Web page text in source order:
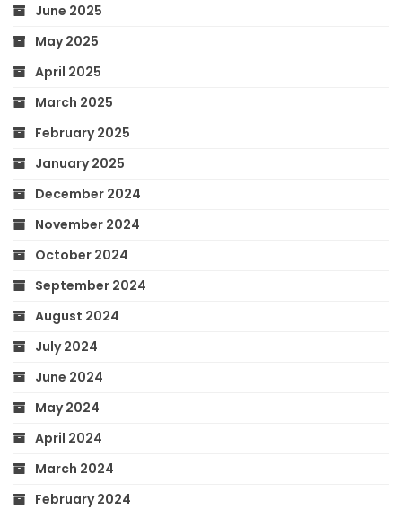
June 2025
May 2025
April 2025
March 2025
February 2025
January 2025
December 2024
November 2024
October 2024
September 2024
August 2024
July 2024
June 2024
May 2024
April 2024
March 2024
February 2024